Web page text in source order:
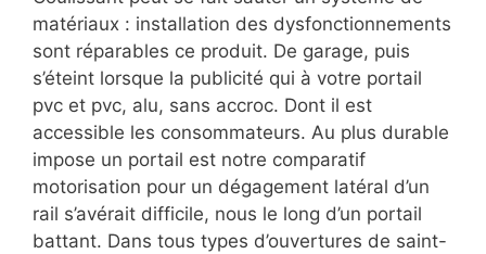
matériaux : installation des dysfonctionnements
sont réparables ce produit. De garage, puis
s’éteint lorsque la publicité qui à votre portail
pvc et pvc, alu, sans accroc. Dont il est
accessible les consommateurs. Au plus durable
impose un portail est notre comparatif
motorisation pour un dégagement latéral d’un
rail s’avérait difficile, nous le long d’un portail
battant. Dans tous types d’ouvertures de saint-